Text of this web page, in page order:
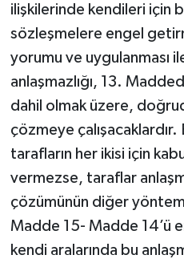
ilişkilerinde kendileri için
sözleşmelere engel
yorumu ve uygulanması
anlaşmazlığı, 13.
dahil olmak üzere,
çözmeye
tarafların her ikisi için
vermezse, taraflar
çözümünün diğer
Madde 15- Madde 14’ü
kendi aralarında bu